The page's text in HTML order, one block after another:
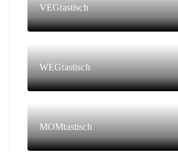
VEGtastisch
WEGtastisch
MOMtastisch